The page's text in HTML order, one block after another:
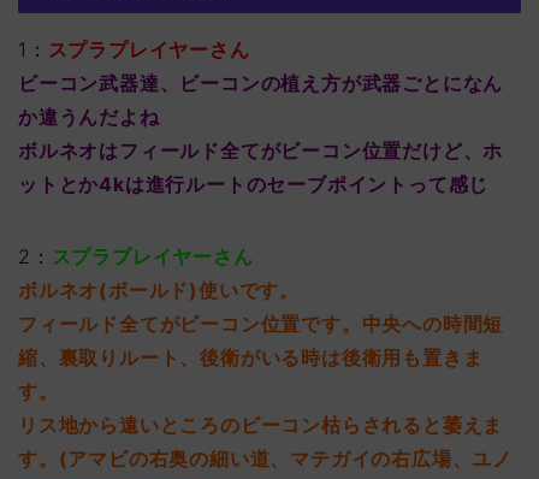
1： スプラプレイヤーさん
ビーコン武器達、ビーコンの植え方が武器ごとになん
か違うんだよね
ボルネオはフィールド全てがビーコン位置だけど、ホ
ットとか4kは進行ルートのセーブポイントって感じ
2： スプラプレイヤーさん
ボルネオ(ボールド)使いです。
フィールド全てがビーコン位置です。中央への時間短
縮、裏取りルート、後衛がいる時は後衛用も置きま
す。
リス地から遠いところのビーコン枯らされると萎えま
す。(アマビの右奥の細い道、マテガイの右広場、ユノ